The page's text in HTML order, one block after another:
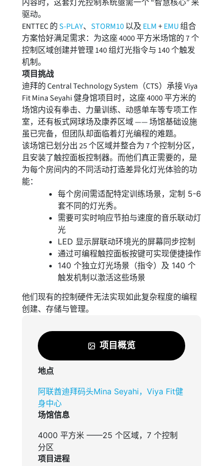
内容时，这套灯光控制系统亟需一个 “智慧核心” 来
驱动。
ENTTEC 的S-PLAY、 STORM10以及ELM+EMU组合
方案恰好满足需求：为这座 4000 平方米场馆的 7 个
控制区域创建并管理 140 组灯光指令与 140 个触发
机制。
项目挑战
迪拜的 Central Technology System（CTS）承接 Viya
Fit Mina Seyahi 健身馆项目时，这座 4000 平方米的
场馆内设有拳击、力量训练、动感单车等专项工作
室，还有板式网球场及康养区域 —— 场馆基础设施
虽已完备，但团队却面临着灯光编程的难题。
该场馆已划分出 25 个区域并整合为 7 个控制分区，
且安装了触控面板控制器。而他们真正需要的，是
为每个房间内的不同活动打造差异化灯光体验的功
能：
每个房间需适配特定训练场景，定制 5-6
套不同的灯光秀。
需要可实时响应节拍与速度的音乐联动灯
光
LED 显示屏联动环境光的屏幕同步控制
通过可编程触控面板按键可实现便捷操作
140 个独立灯光场景（指令）及 140 个
触发机制以激活这些场景
他们现有的控制硬件无法实现如此复杂程度的编程
创建、存储与管理。
项目概览
地点
阿联酋迪拜码头Mina Seyahi，Viya Fit健
身中心
场馆信息
4000 平方米 ——25 个区域，7 个控制
分区
项目进程